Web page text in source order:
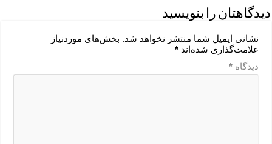
دیدگاهتان را بنویسید
نشانی ایمیل شما منتشر نخواهد شد. بخش‌های موردنیاز
علامت‌گذاری شده‌اند*
دیدگاه*